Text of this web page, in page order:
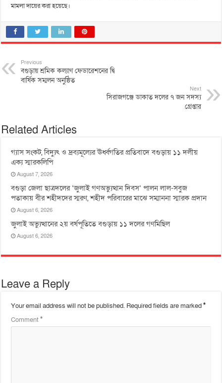
মামলা দায়ের করা হয়েছে।
Previous
বগুড়ায় শ্রমিক কল্যাণ ফেডারেশনের দ্বি
বার্ষিক সম্মলন অনুষ্ঠিত
Next
সিরাজগঞ্জে ডাকাত দলের ৭ জন সদস্য
গ্রেপ্তার
Related Articles
গ্যাস সংকট, বিদ্যুৎ ও দ্রব্যমূল্যের ঊর্ধ্বগতির প্রতিবাদে বগুড়ায় ১১ দলীয়
এক্য স্মারকলিপি
August 7, 2026
বগুড়া জেলা ছাত্রদলের ‘জুলাই গণঅভ্যুত্থান দিবস’ পালন লাল-সবুজ
পতাকায় বীর শহীদদের স্মরণ, শহীদ পরিবারের মাঝে সম্মাননা স্মারক প্রদান
August 6, 2026
জুলাই অভ্যুত্থানের ২য় বর্ষপূতিতে বগুড়ায় ১১ দলের গণমিছিল
August 6, 2026
Leave a Reply
Your email address will not be published. Required fields are marked*
Comment*